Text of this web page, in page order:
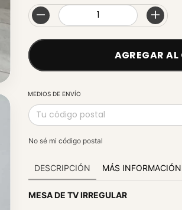
MEDIOS DE ENVÍO
No sé mi código postal
DESCRIPCIÓN MÁS INFORMACIÓN
MESA DE TV IRREGULAR